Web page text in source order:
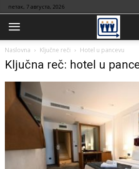
петак, 7 августа, 2026
Naslovna Ključne reči Hotel u pancevu
Ključna reč: hotel u